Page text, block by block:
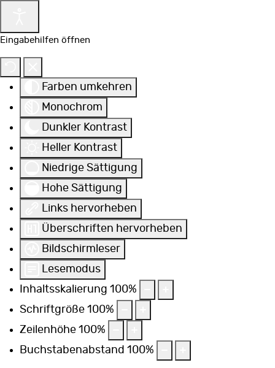
Eingabehilfen öffnen
Farben umkehren
Monochrom
Dunkler Kontrast
Heller Kontrast
Niedrige Sättigung
Hohe Sättigung
Links hervorheben
Überschriften hervorheben
Bildschirmleser
Lesemodus
Inhaltsskalierung 100%
Schriftgröße 100%
Zeilenhöhe 100%
Buchstabenabstand 100%